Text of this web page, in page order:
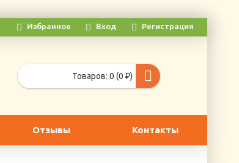
Избранное Вход Регистрация
Товаров: 0 (0 ₽)
Отзывы Контакты